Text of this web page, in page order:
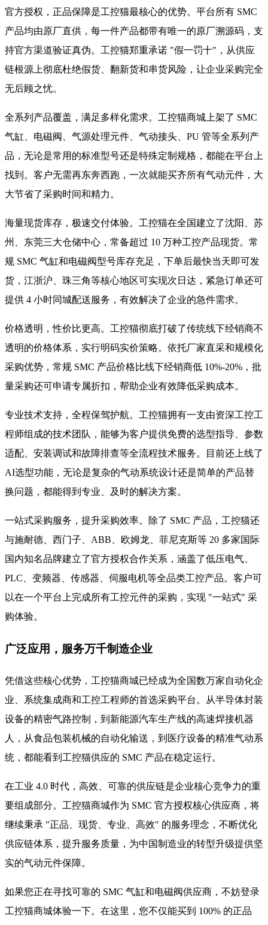
官方授权，正品保障是工控猫最核心的优势。平台所有 SMC
产品均由原厂直供，每一件产品都带有唯一的原厂溯源码，支
持官方渠道验证真伪。工控猫郑重承诺 "假一罚十"，从供应
链根源上彻底杜绝假货、翻新货和串货风险，让企业采购完全
无后顾之忧。
全系列产品覆盖，满足多样化需求。工控猫商城上架了 SMC
气缸、电磁阀、气源处理元件、气动接头、PU 管等全系列产
品，无论是常用的标准型号还是特殊定制规格，都能在平台上
找到。客户无需再东奔西跑，一次就能买齐所有气动元件，大
大节省了采购时间和精力。
海量现货库存，极速交付体验。工控猫在全国建立了沈阳、苏
州、东莞三大仓储中心，常备超过 10 万种工控产品现货。常
规 SMC 气缸和电磁阀型号库存充足，下单后最快当天即可发
货，江浙沪、珠三角等核心地区可实现次日达，紧急订单还可
提供 4 小时同城配送服务，有效解决了企业的急件需求。
价格透明，性价比更高。工控猫彻底打破了传统线下经销商不
透明的价格体系，实行明码实价策略。依托厂家直采和规模化
采购优势，常规 SMC 产品价格比线下经销商低 10%-20%，批
量采购还可申请专属折扣，帮助企业有效降低采购成本。
专业技术支持，全程保驾护航。工控猫拥有一支由资深工控工
程师组成的技术团队，能够为客户提供免费的选型指导、参数
适配、安装调试和故障排查等全流程技术服务。目前还上线了
AI选型功能，无论是复杂的气动系统设计还是简单的产品替
换问题，都能得到专业、及时的解决方案。
一站式采购服务，提升采购效率。除了 SMC 产品，工控猫还
与施耐德、西门子、ABB、欧姆龙、菲尼克斯等 20 多家国际
国内知名品牌建立了官方授权合作关系，涵盖了低压电气、
PLC、变频器、传感器、伺服电机等全品类工控产品。客户可
以在一个平台上完成所有工控元件的采购，实现 "一站式" 采
购体验。
广泛应用，服务万千制造企业
凭借这些核心优势，工控猫商城已经成为全国数万家自动化企
业、系统集成商和工控工程师的首选采购平台。从半导体封装
设备的精密气路控制，到新能源汽车生产线的高速焊接机器
人，从食品包装机械的自动化输送，到医疗设备的精准气动系
统，都能看到工控猫供应的 SMC 产品在稳定运行。
在工业 4.0 时代，高效、可靠的供应链是企业核心竞争力的重
要组成部分。工控猫商城作为 SMC 官方授权核心供应商，将
继续秉承 "正品、现货、专业、高效" 的服务理念，不断优化
供应链体系，提升服务质量，为中国制造业的转型升级提供坚
实的气动元件保障。
如果您正在寻找可靠的 SMC 气缸和电磁阀供应商，不妨登录
工控猫商城体验一下。在这里，您不仅能买到 100% 的正品